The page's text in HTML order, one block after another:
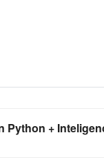
Python +